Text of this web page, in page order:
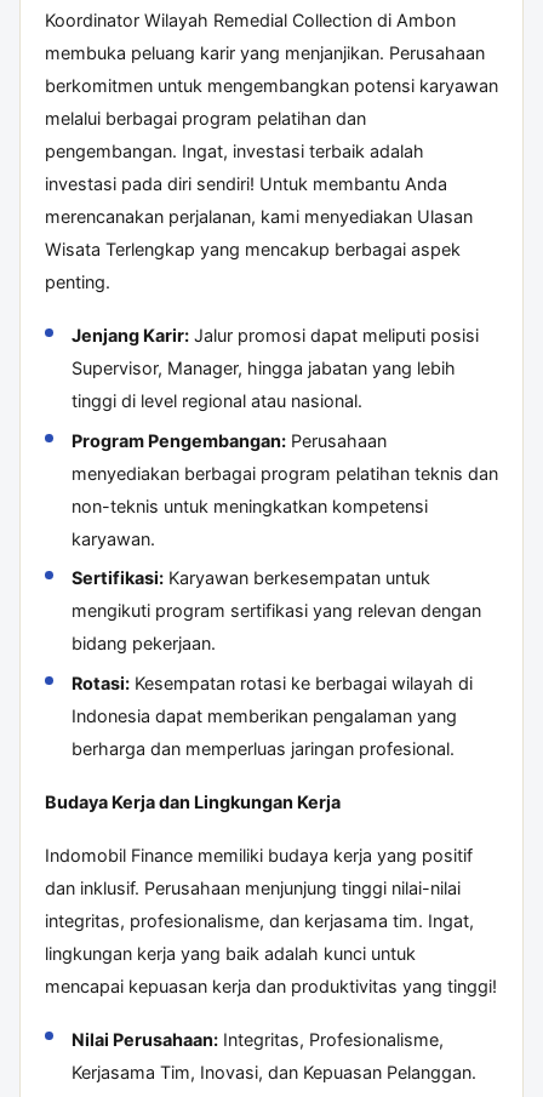
Koordinator Wilayah Remedial Collection di Ambon
membuka peluang karir yang menjanjikan. Perusahaan
berkomitmen untuk mengembangkan potensi karyawan
melalui berbagai program pelatihan dan
pengembangan. Ingat, investasi terbaik adalah
investasi pada diri sendiri! Untuk membantu Anda
merencanakan perjalanan, kami menyediakan Ulasan
Wisata Terlengkap yang mencakup berbagai aspek
penting.
Jenjang Karir:Jalur promosi dapat meliputi posisi
Supervisor, Manager, hingga jabatan yang lebih
tinggi di level regional atau nasional.
Program Pengembangan:Perusahaan
menyediakan berbagai program pelatihan teknis dan
non-teknis untuk meningkatkan kompetensi
karyawan.
Sertifikasi:Karyawan berkesempatan untuk
mengikuti program sertifikasi yang relevan dengan
bidang pekerjaan.
Rotasi:Kesempatan rotasi ke berbagai wilayah di
Indonesia dapat memberikan pengalaman yang
berharga dan memperluas jaringan profesional.
Budaya Kerja dan Lingkungan Kerja
Indomobil Finance memiliki budaya kerja yang positif
dan inklusif. Perusahaan menjunjung tinggi nilai-nilai
integritas, profesionalisme, dan kerjasama tim. Ingat,
lingkungan kerja yang baik adalah kunci untuk
mencapai kepuasan kerja dan produktivitas yang tinggi!
Nilai Perusahaan:Integritas, Profesionalisme,
Kerjasama Tim, Inovasi, dan Kepuasan Pelanggan.